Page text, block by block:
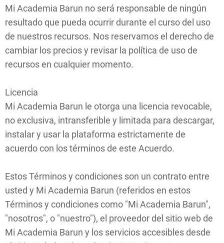
Mi Academia Barun no será responsable de ningún
resultado que pueda ocurrir durante el curso del uso
de nuestros recursos. Nos reservamos el derecho de
cambiar los precios y revisar la política de uso de
recursos en cualquier momento.
Licencia
Mi Academia Barun le otorga una licencia revocable,
no exclusiva, intransferible y limitada para descargar,
instalar y usar la plataforma estrictamente de
acuerdo con los términos de este Acuerdo.
Estos Términos y condiciones son un contrato entre
usted y Mi Academia Barun (referidos en estos
Términos y condiciones como "Mi Academia Barun",
"nosotros", o "nuestro"), el proveedor del sitio web de
Mi Academia Barun y los servicios accesibles desde